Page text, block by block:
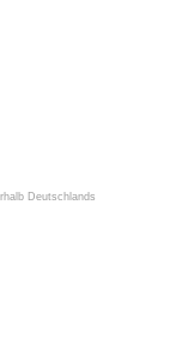
Deutschlands